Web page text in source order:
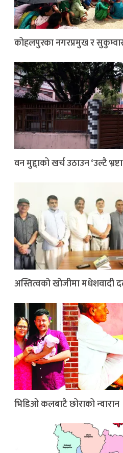
कोहलपुरका नगरप्रमुख र
वन मुद्दाको खर्च उठाउन ‘उल्टै
अस्तित्वको खोजीमा मधेशवादी
भिडिओ कलबाटै छोराको न्वारान